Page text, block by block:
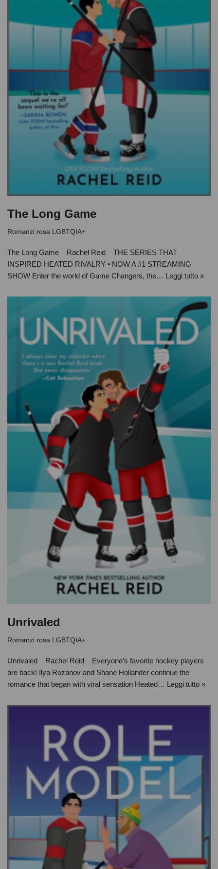
The Long Game
Romanzi rosa LGBTQIA+
The Long Game Rachel Reid THE SERIES THAT
INSPIRED HEATED RIVALRY • NOW A #1 STREAMING
SHOW Enter the world of Game Changers, the… Leggi tutto »
Unrivaled
Romanzi rosa LGBTQIA+
Unrivaled Rachel Reid Everyone’s favorite hockey players
are back! Ilya Rozanov and Shane Hollander continue the
romance that began with viral sensation Heated… Leggi tutto »